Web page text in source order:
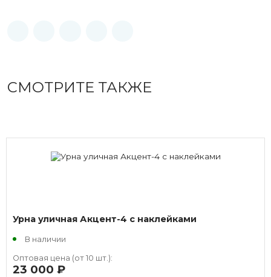
СМОТРИТЕ ТАКЖЕ
Урна уличная Акцент-4 с наклейками
В наличии
Оптовая цена (от 10 шт.):
23 000